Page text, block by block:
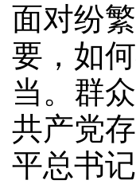
面对纷
要，如
当。群
共产党
平总书